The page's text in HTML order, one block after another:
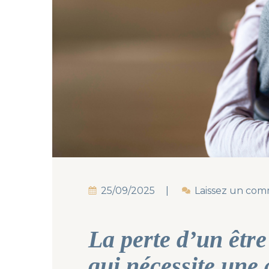
25/09/2025 Laissez un
La perte d’un